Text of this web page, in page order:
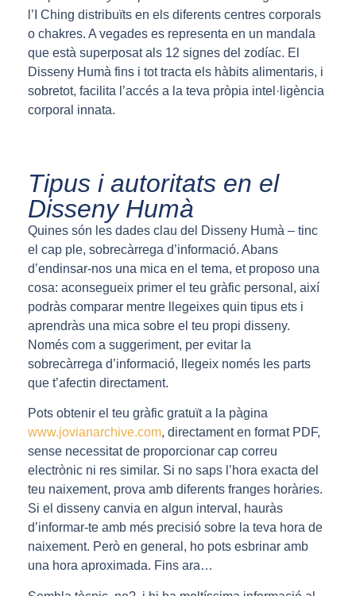
l’I Ching distribuïts en els diferents centres corporals
o chakres. A vegades es representa en un mandala
que està superposat als 12 signes del zodíac. El
Disseny Humà fins i tot tracta els hàbits alimentaris, i
sobretot, facilita l’accés a la teva pròpia intel·ligència
corporal innata.
Tipus i autoritats en el
Disseny Humà
Quines són les dades clau del Disseny Humà – tinc
el cap ple, sobrecàrrega d’informació. Abans
d’endinsar-nos una mica en el tema, et proposo una
cosa: aconsegueix primer el teu gràfic personal, així
podràs comparar mentre llegeixes quin tipus ets i
aprendràs una mica sobre el teu propi disseny.
Només com a suggeriment, per evitar la
sobrecàrrega d’informació, llegeix només les parts
que t’afectin directament.
Pots obtenir el teu gràfic gratuït a la pàgina
www.jovianarchive.com, directament en format PDF,
sense necessitat de proporcionar cap correu
electrònic ni res similar. Si no saps l’hora exacta del
teu naixement, prova amb diferents franges horàries.
Si el disseny canvia en algun interval, hauràs
d’informar-te amb més precisió sobre la teva hora de
naixement. Però en general, ho pots esbrinar amb
una hora aproximada. Fins ara…